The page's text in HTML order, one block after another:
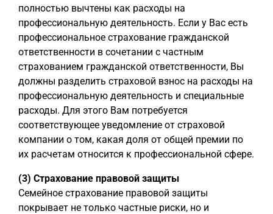
полностью вычтены как расходы на
профессиональную деятельность. Если у Вас есть
профессиональное страхование гражданской
ответственности в сочетании с частным
страхованием гражданской ответственности, Вы
должны разделить страховой взнос на расходы на
профессиональную деятельность и специальные
расходы. Для этого Вам потребуется
соответствующее уведомление от страховой
компании о том, какая доля от общей премии по
их расчетам относится к профессиональной сфере.
(3) Страхование правовой защиты
Семейное страхование правовой защиты
покрывает не только частные риски, но и